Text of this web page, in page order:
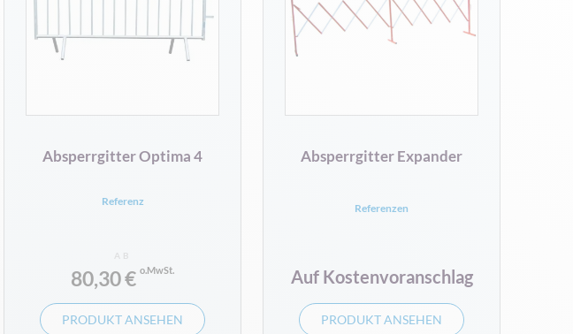
Absperrgitter Optima 4
Referenz
AB
80,30 €
PRODUKT ANSEHEN
Absperrgitter Expander
Referenzen
Auf Kostenvoranschlag
PRODUKT ANSEHEN